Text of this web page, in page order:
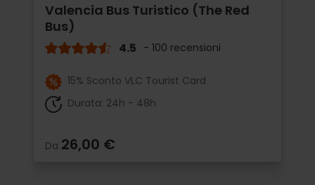
Valencia Bus Turistico (The Red
Bus)
4.5 - 100 recensioni
15% Sconto VLC Tourist Card
Durata: 24h - 48h
Da 26,00 €